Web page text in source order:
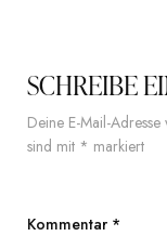
SCHREIBE
Deine E-Mail-
sind mit * markiert
Kommentar *